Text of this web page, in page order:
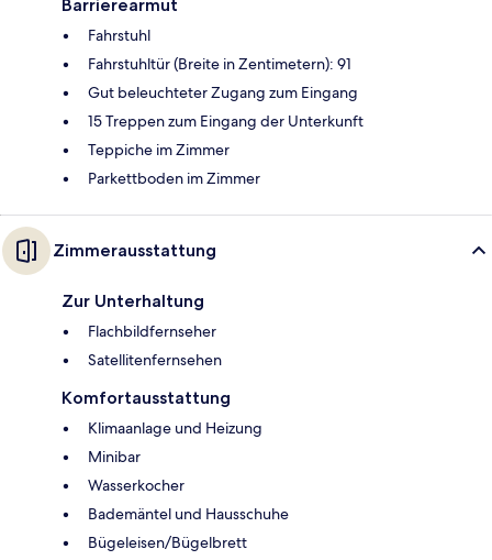
Barrierearmut
Fahrstuhl
Fahrstuhltür (Breite in Zentimetern): 91
Gut beleuchteter Zugang zum Eingang
15 Treppen zum Eingang der Unterkunft
Teppiche im Zimmer
Parkettboden im Zimmer
Zimmerausstattung
Zur Unterhaltung
Flachbildfernseher
Satellitenfernsehen
Komfortausstattung
Klimaanlage und Heizung
Minibar
Wasserkocher
Bademäntel und Hausschuhe
Bügeleisen/Bügelbrett